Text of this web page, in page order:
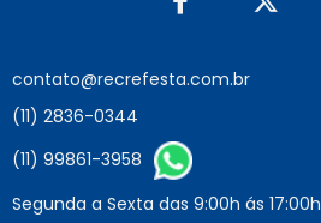
contato@recrefesta.com.br
(11) 2836-0344
(11) 99861-3958
Segunda a Sexta das 9:00h ás 17:00h